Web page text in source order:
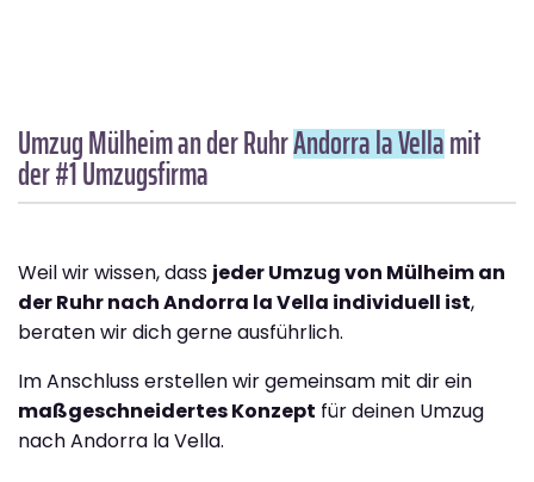
Umzug Mülheim an der RuhrAndorra la Vellamit
der #1 Umzugsfirma
Weil wir wissen, dass jeder Umzug von Mülheim an
der Ruhr nach Andorra la Vella individuell ist,
beraten wir dich gerne ausführlich.
Im Anschluss erstellen wir gemeinsam mit dir ein
maßgeschneidertes Konzept für deinen Umzug
nach Andorra la Vella.